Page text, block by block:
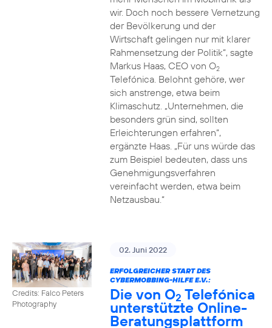
wir. Doch noch bessere Vernetzung
der Bevölkerung und der
Wirtschaft gelingen nur mit klarer
Rahmensetzung der Politik“, sagte
Markus Haas, CEO von O2
Telefónica. Belohnt gehöre, wer
sich anstrenge, etwa beim
Klimaschutz. „Unternehmen, die
besonders grün sind, sollten
Erleichterungen erfahren“,
ergänzte Haas. „Für uns würde das
zum Beispiel bedeuten, dass uns
Genehmigungsverfahren
vereinfacht werden, etwa beim
Netzausbau.“
Credits: Falco Peters
Photography
02. Juni 2022
ERFOLGREICHER START DES
CYBERMOBBING-HILFE E.V.:
Die von O2 Telefónica
unterstützte Online-
Beratungsplattform